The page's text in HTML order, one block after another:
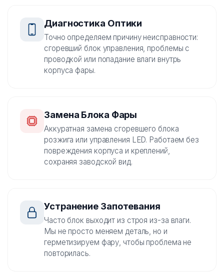
Диагностика Оптики
Точно определяем причину неисправности:
сгоревший блок управления, проблемы с
проводкой или попадание влаги внутрь
корпуса фары.
Замена Блока Фары
Аккуратная замена сгоревшего блока
розжига или управления LED. Работаем без
повреждения корпуса и креплений,
сохраняя заводской вид.
Устранение Запотевания
Часто блок выходит из строя из-за влаги.
Мы не просто меняем деталь, но и
герметизируем фару, чтобы проблема не
повторилась.